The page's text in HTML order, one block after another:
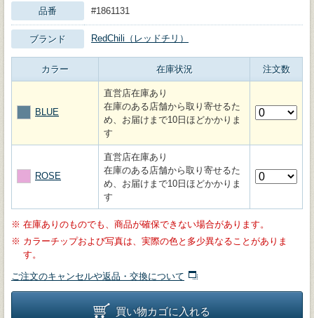
品番 #1861131
ブランド RedChili（レッドチリ）
カラー 在庫状況 注文数
BLUE
直営店在庫あり
在庫のある店舗から取り寄せるた
め、お届けまで10日ほどかかりま
す
ROSE
直営店在庫あり
在庫のある店舗から取り寄せるた
め、お届けまで10日ほどかかりま
す
※ 在庫ありのものでも、商品が確保できない場合があります。
※ カラーチップおよび写真は、実際の色と多少異なることがありま
す。
ご注文のキャンセルや返品・交換について
買い物カゴに入れる